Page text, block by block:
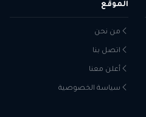
الموقع
من نحن
اتصل بنا
أعلن معنا
سياسة الخصوصية